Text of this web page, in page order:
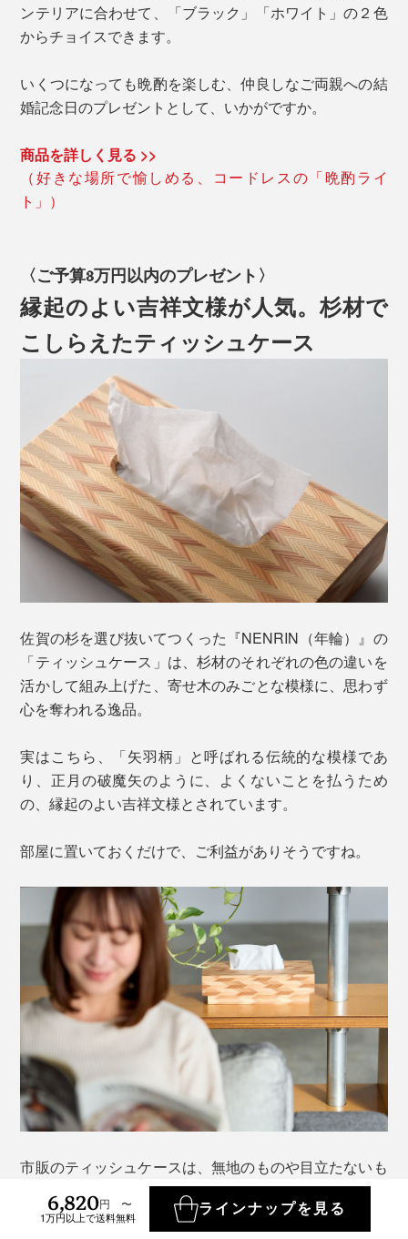
ンテリアに合わせて、「ブラック」「ホワイト」の２色
からチョイスできます。
いくつになっても晩酌を楽しむ、仲良しなご両親への結
婚記念日のプレゼントとして、いかがですか。
商品を詳しく見る >>
（好きな場所で愉しめる、コードレスの「晩酌ライ
ト」）
〈ご予算3万円以内のプレゼント〉
縁起のよい吉祥文様が人気。杉材で
こしらえたティッシュケース
佐賀の杉を選び抜いてつくった『NENRIN（年輪）』の
「ティッシュケース」は、杉材のそれぞれの色の違いを
活かして組み上げた、寄せ木のみごとな模様に、思わず
心を奪われる逸品。
実はこちら、「矢羽柄」と呼ばれる伝統的な模様であ
り、正月の破魔矢のように、よくないことを払うため
の、縁起のよい吉祥文様とされています。
部屋に置いておくだけで、ご利益がありそうですね。
市販のティッシュケースは、無地のものや目立たないも
のが多く、総柄のケースは、なかなかめずらしい。
6,820円 〜
1万円以上で送料無料
ラインナップを見る